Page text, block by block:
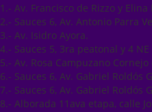
1.- Av. Francisco de Rizzo y Elina
2.- Sauces 6, Av. Antonio Parra
3.- Av. Isidro Ayora.
4.- Sauces 5, 3ra peatonal y 4
5.- Av. Rosa Campuzano
6.- Sauces 6, Av. Gabriel Roldós
7.- Sauces 6, Av. Gabriel Roldós
8.- Alborada 11ava etapa, calle